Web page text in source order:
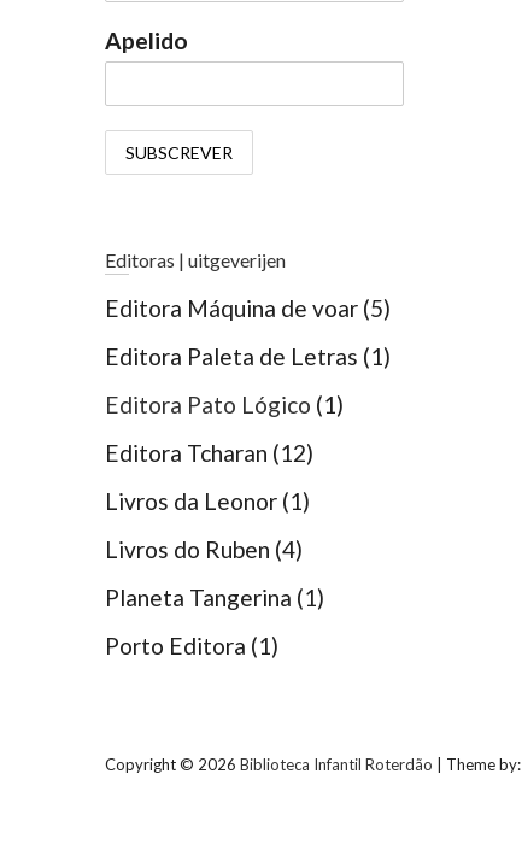
Apelido
Editoras | uitgeverijen
Editora Máquina de voar (5)
Editora Paleta de Letras (1)
Editora Pato Lógico (1)
Editora Tcharan (12)
Livros da Leonor (1)
Livros do Ruben (4)
Planeta Tangerina (1)
Porto Editora (1)
Copyright © 2026 Biblioteca Infantil Roterdão | Theme by: